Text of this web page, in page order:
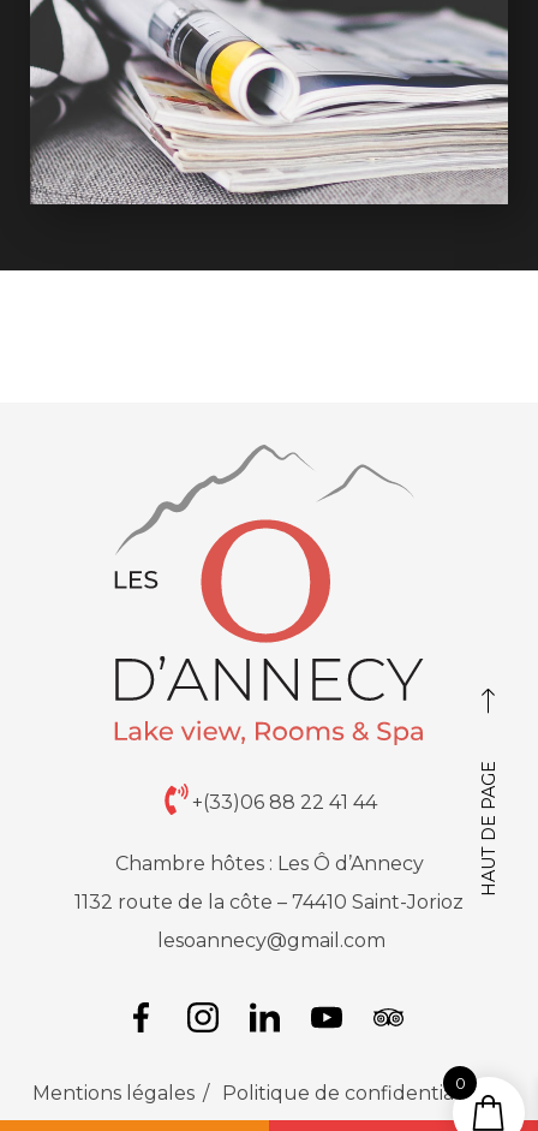
+(33)06 88 22 41 44
Chambre hôtes : Les Ô d’Annecy
1132 route de la côte – 74410 Saint-Jorioz
lesoannecy@gmail.com
HAUT DE PAGE
Mentions légales
Politique de confidentialité
0